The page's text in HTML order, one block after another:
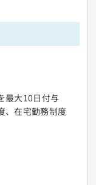
最大10日付与
、在宅勤務制度